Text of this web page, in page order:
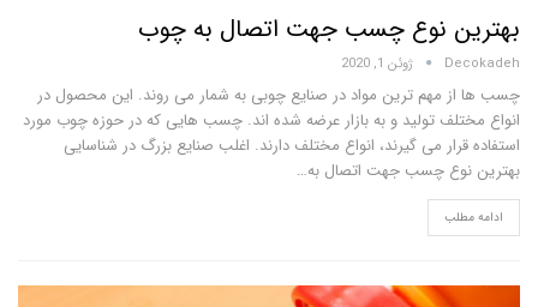
نوع چسب جهت اتصال به چوب
ژوئن 1, 2020
مهم ترین مواد در صنایع چوبی به شمار می روند. این محصول در
تولید و به بازار عرضه شده اند. چسب هایی که در حوزه چوب مورد
می گیرند، انواع مختلف دارند. اغلب صنایع بزرگ در شناسایی
چسب جهت اتصال به…